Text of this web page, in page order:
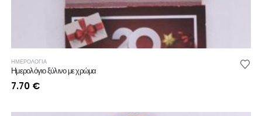
ΗΜΕΡΟΛΟΓΙΑ
Ημερολόγιο ξύλινο με χρώμα
7.70 €